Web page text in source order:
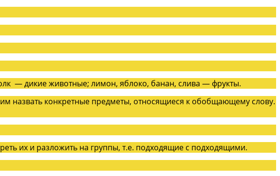
— дикие животные; лимон, яблоко, банан, слива — фрукты.
назвать конкретные предметы, относящиеся к обобщающему слову.
их и разложить на группы, т.е. подходящие с подходящими.